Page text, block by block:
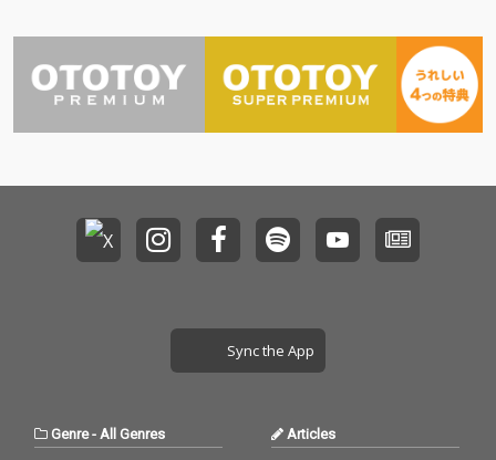
Sync the App
Genre- All Genres Articles